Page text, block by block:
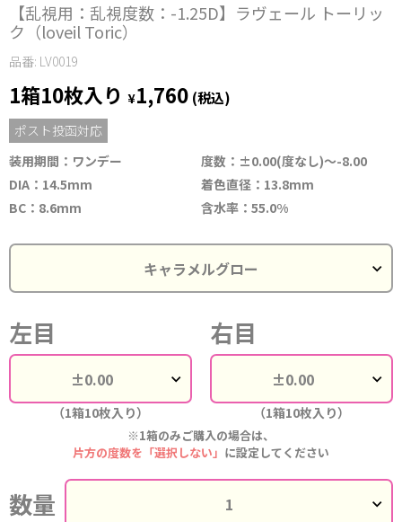
【乱視用：乱視度数：-1.25D】ラヴェール トーリッ
ク（loveil Toric）
品番: LV0019
1箱10枚入り ¥1,760 (税込)
ポスト投函対応
装用期間：ワンデー
度数：±0.00(度なし)～-8.00
DIA：14.5mm
着色直径：13.8mm
BC：8.6mm
含水率：55.0%
左目
（1箱10枚入り）
右目
（1箱10枚入り）
※1箱のみご購入の場合は、
片方の度数を「選択しない」 に設定してください
数量